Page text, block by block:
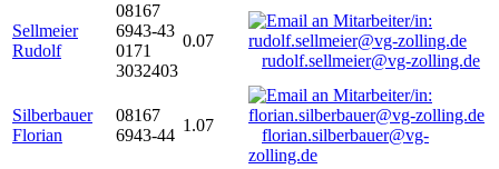
Sellmeier
Rudolf
08167
6943-43
0171
3032403
0.07
rudolf.sellmeier@vg-zolling.de
Silberbauer
Florian
08167
6943-44
1.07
florian.silberbauer@vg-
zolling.de